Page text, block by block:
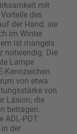
mit
des
der Hand: sie
im Winter
ist mangels
notwendig. Die
Lampe
Kennzeichen
von etwa
von
Läsion; die
betragen.
ADL-PDT
der